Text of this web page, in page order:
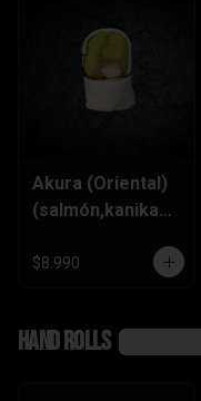
Akura (Oriental)
(salmón,kanikam
e)
$8.990
Hand rolls